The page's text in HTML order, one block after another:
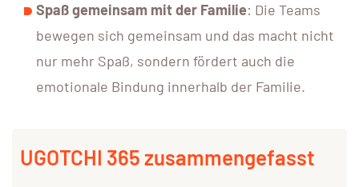
Spaß gemeinsam mit der Familie: Die Teams
bewegen sich gemeinsam und das macht nicht
nur mehr Spaß, sondern fördert auch die
emotionale Bindung innerhalb der Familie.
UGOTCHI 365 zusammengefasst